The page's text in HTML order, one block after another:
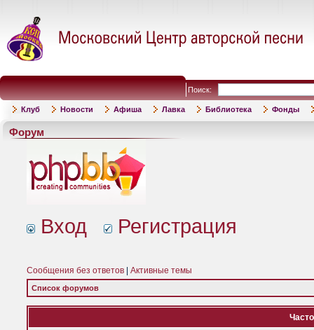
Поиск:
Клуб Новости Афиша Лавка Библиотека Фонды
Форум
Вход Регистрация
Сообщения без ответов Активные темы
Список форумов